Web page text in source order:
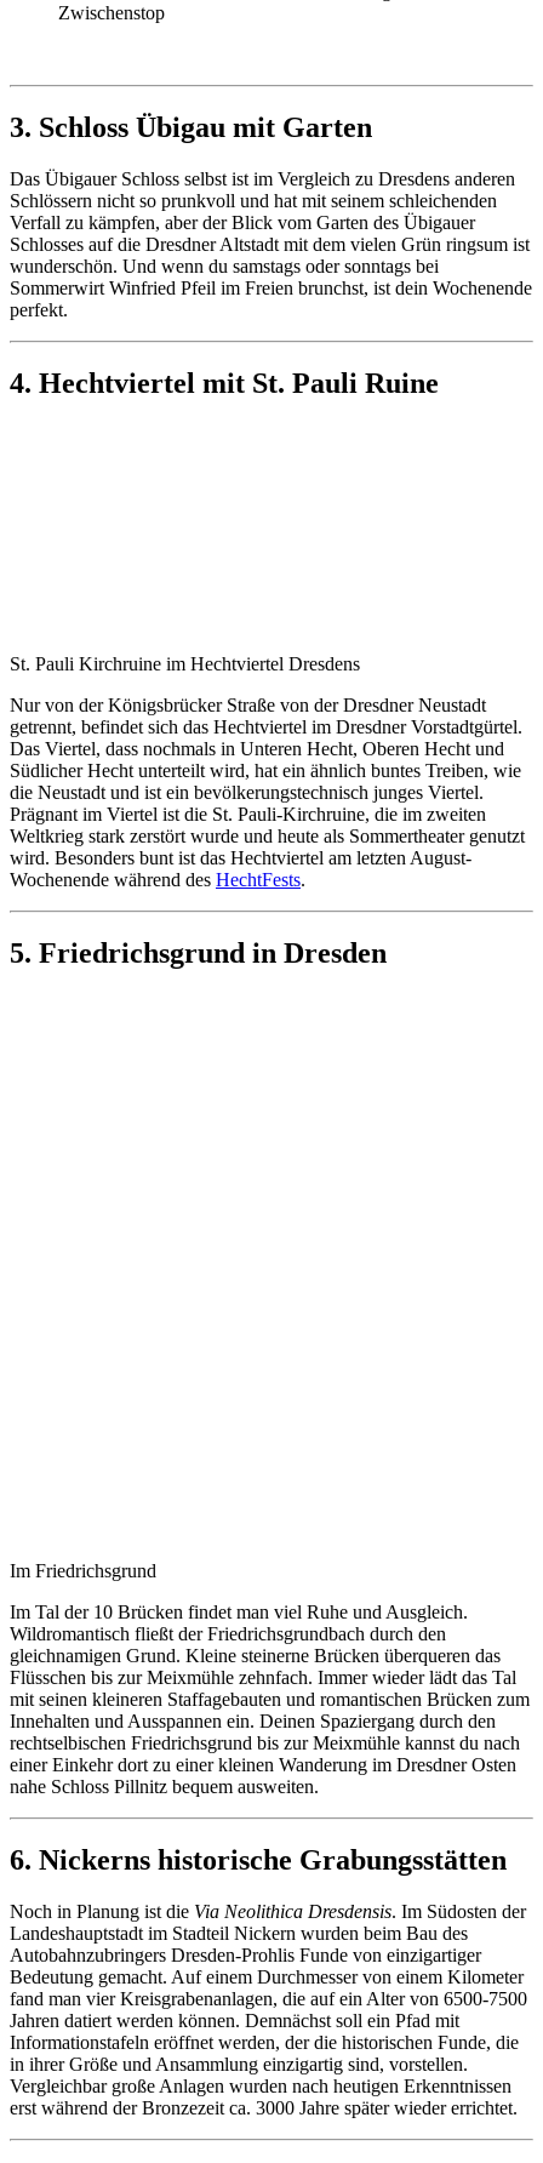
Zwischenstop
3. Schloss Übigau mit Garten
Das Übigauer Schloss selbst ist im Vergleich zu Dresdens anderen
Schlössern nicht so prunkvoll und hat mit seinem schleichenden
Verfall zu kämpfen, aber der Blick vom Garten des Übigauer
Schlosses auf die Dresdner Altstadt mit dem vielen Grün ringsum ist
wunderschön. Und wenn du samstags oder sonntags bei
Sommerwirt Winfried Pfeil im Freien brunchst, ist dein Wochenende
perfekt.
4. Hechtviertel mit St. Pauli Ruine
St. Pauli Kirchruine im Hechtviertel Dresdens
Nur von der Königsbrücker Straße von der Dresdner Neustadt
getrennt, befindet sich das Hechtviertel im Dresdner Vorstadtgürtel.
Das Viertel, dass nochmals in Unteren Hecht, Oberen Hecht und
Südlicher Hecht unterteilt wird, hat ein ähnlich buntes Treiben, wie
die Neustadt und ist ein bevölkerungstechnisch junges Viertel.
Prägnant im Viertel ist die St. Pauli-Kirchruine, die im zweiten
Weltkrieg stark zerstört wurde und heute als Sommertheater genutzt
wird. Besonders bunt ist das Hechtviertel am letzten August-
Wochenende während des HechtFests.
5. Friedrichsgrund in Dresden
Im Friedrichsgrund
Im Tal der 10 Brücken findet man viel Ruhe und Ausgleich.
Wildromantisch fließt der Friedrichsgrundbach durch den
gleichnamigen Grund. Kleine steinerne Brücken überqueren das
Flüsschen bis zur Meixmühle zehnfach. Immer wieder lädt das Tal
mit seinen kleineren Staffagebauten und romantischen Brücken zum
Innehalten und Ausspannen ein. Deinen Spaziergang durch den
rechtselbischen Friedrichsgrund bis zur Meixmühle kannst du nach
einer Einkehr dort zu einer kleinen Wanderung im Dresdner Osten
nahe Schloss Pillnitz bequem ausweiten.
6. Nickerns historische Grabungsstätten
Noch in Planung ist die Via Neolithica Dresdensis. Im Südosten der
Landeshauptstadt im Stadteil Nickern wurden beim Bau des
Autobahnzubringers Dresden-Prohlis Funde von einzigartiger
Bedeutung gemacht. Auf einem Durchmesser von einem Kilometer
fand man vier Kreisgrabenanlagen, die auf ein Alter von 6500-7500
Jahren datiert werden können. Demnächst soll ein Pfad mit
Informationstafeln eröffnet werden, der die historischen Funde, die
in ihrer Größe und Ansammlung einzigartig sind, vorstellen.
Vergleichbar große Anlagen wurden nach heutigen Erkenntnissen
erst während der Bronzezeit ca. 3000 Jahre später wieder errichtet.